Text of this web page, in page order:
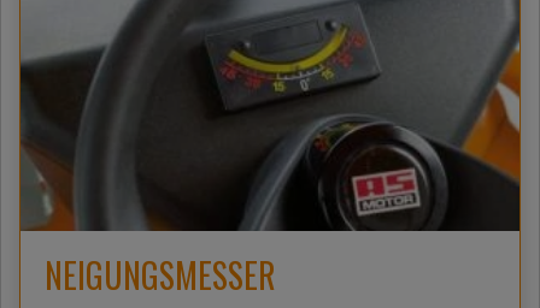
NEIGUNGSMESSER